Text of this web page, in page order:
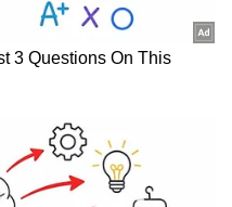
ಸೇವಿಸುವುದರಿಂದ ನಿಮ್ಮ
ಕತ್ತರಿಸಿದ
ಪೌಷ್ಟಿಕಾಂಶದ
ಫ್ರೆಶ್
ಕತ್ತರಿಸಿ, ಫ್ರಿಜ್ ನಲ್ಲಿಟ್ಟರೆ
ಸಾಧ್ಯತೆ ಇದೆ.